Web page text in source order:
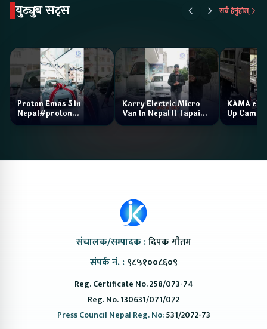
युट्युब सट्स सबै हेर्नुहोस्
Proton Emas 5 In
Nepal#proton
#protonemas5#protonnepal#evcarnepal
Karry Electric Micro
Van In Nepal II Tapaiko
Bazar II Jankari
KAMA eV
Up Camp
संचालक/सम्पादक :दिपक गौतम
संपर्क नं. : ९८५१००८६०९
Reg. Certificate No. 258/073-74
Reg. No. 130631/071/072
Press Council Nepal Reg. No:531/2072-73